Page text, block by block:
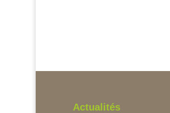
Actualités